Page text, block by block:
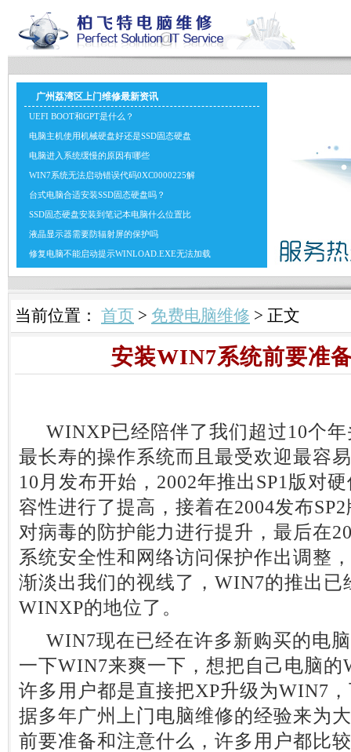
广州荔湾区上门维修最新资讯
UEFI BOOT和GPT是什么？
电脑主机使用机械硬盘好还是SSD固态硬盘
电脑进入系统缓慢的原因有哪些
WIN7系统无法启动错误代码0XC0000225解
台式电脑合适安装SSD固态硬盘吗？
SSD固态硬盘安装到笔记本电脑什么位置比
液晶显示器需要防辐射屏的保护吗
修复电脑不能启动提示WINLOAD.EXE无法加载
当前位置： 首页 > 免费电脑维修 > 正文
安装WIN7系统前要准
WINXP已经陪伴了我们超过10个年
最长寿的操作系统而且最受欢迎最容
10月发布开始，2002年推出SP1版对
容性进行了提高，接着在2004发布
对病毒的防护能力进行提升，最后在
系统安全性和网络访问保护作出调整
渐淡出我们的视线了，WIN7的推出
WINXP的地位了。
WIN7现在已经在许多新购买的电
一下WIN7来爽一下，想把自己电脑
许多用户都是直接把XP升级为WIN7
据多年广州上门电脑维修的经验来为
前要准备和注意什么，许多用户都比